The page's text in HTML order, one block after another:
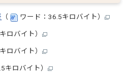
（ ワード：36.5キロバイト）
ロバイト）
ロバイト）
キロバイト）